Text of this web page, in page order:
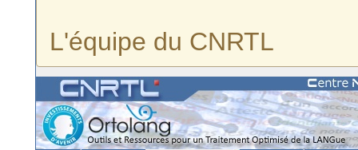
L'équipe du CNRTL